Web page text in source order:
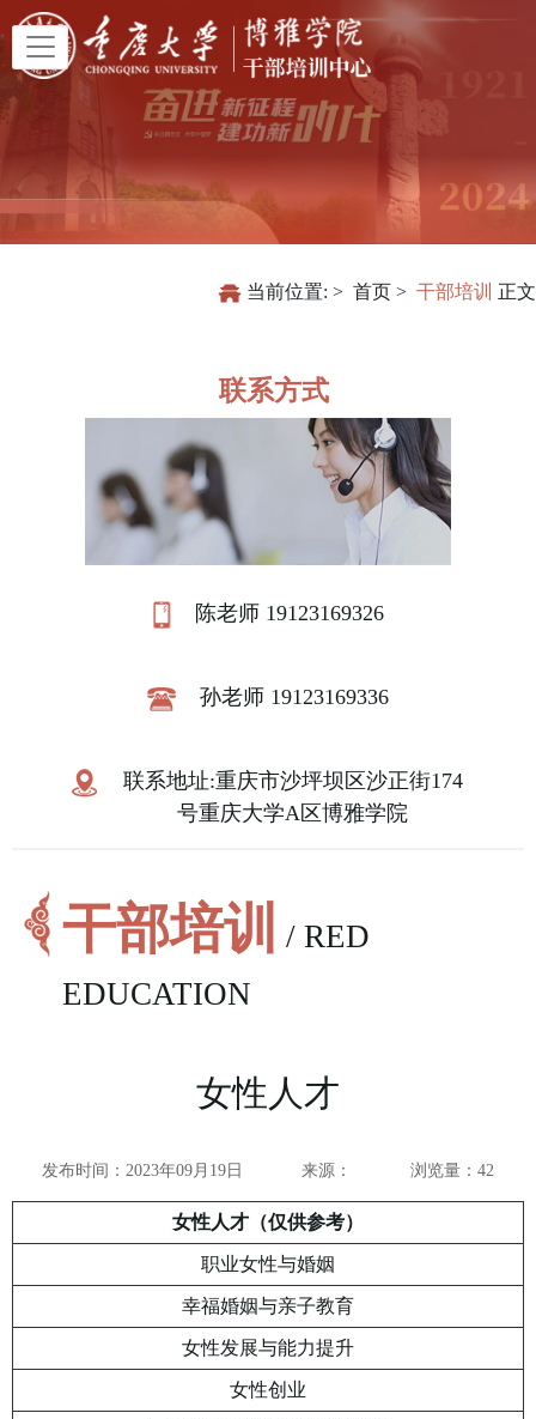
当前位置: 首页 干部培训 正文
联系方式
陈老师 19123169326
孙老师 19123169336
联系地址:重庆市沙坪坝区沙正街174
号重庆大学A区博雅学院
干部培训
/ RED
EDUCATION
女性人才
发布时间：2023年09月19日 来源： 浏览量：42
女性人才（仅供参考）
职业女性与婚姻
幸福婚姻与亲子教育
女性发展与能力提升
女性创业